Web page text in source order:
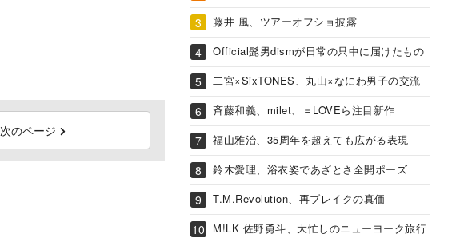
次のページ
藤井 風、ツアーオフショ披露
Official髭男dismが日常の只中に届けたもの
二宮×SixTONES、丸山×なにわ男子の交流
斉藤和義、milet、＝LOVEら注目新作
福山雅治、35周年を超えても広がる表現
鈴木愛理、浴衣姿であざとさ全開ポーズ
T.M.Revolution、再ブレイクの真価
M!LK 佐野勇斗、大忙しのニューヨーク旅行